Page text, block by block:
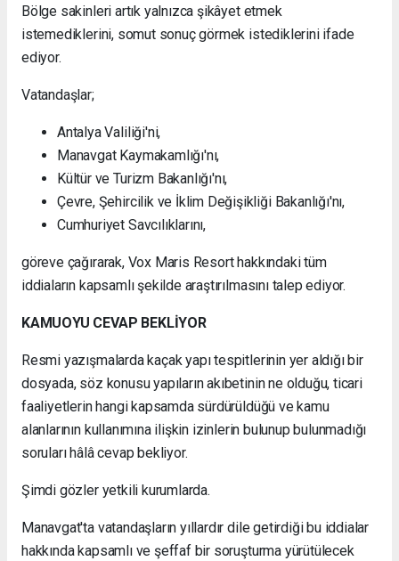
Bölge sakinleri artık yalnızca şikâyet etmek
istemediklerini, somut sonuç görmek istediklerini ifade
ediyor.
Vatandaşlar;
Antalya Valiliği'ni,
Manavgat Kaymakamlığı'nı,
Kültür ve Turizm Bakanlığı'nı,
Çevre, Şehircilik ve İklim Değişikliği Bakanlığı'nı,
Cumhuriyet Savcılıklarını,
göreve çağırarak, Vox Maris Resort hakkındaki tüm
iddiaların kapsamlı şekilde araştırılmasını talep ediyor.
KAMUOYU CEVAP BEKLİYOR
Resmi yazışmalarda kaçak yapı tespitlerinin yer aldığı bir
dosyada, söz konusu yapıların akıbetinin ne olduğu, ticari
faaliyetlerin hangi kapsamda sürdürüldüğü ve kamu
alanlarının kullanımına ilişkin izinlerin bulunup bulunmadığı
soruları hâlâ cevap bekliyor.
Şimdi gözler yetkili kurumlarda.
Manavgat'ta vatandaşların yıllardır dile getirdiği bu iddialar
hakkında kapsamlı ve şeffaf bir soruşturma yürütülecek